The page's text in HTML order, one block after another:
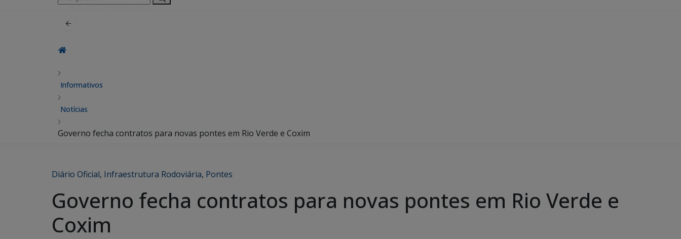
por:
Informativos
Notícias
Governo fecha contratos para novas pontes em Rio Verde e Coxim
Diário Oficial, Infraestrutura Rodoviária, Pontes
Governo fecha contratos para novas pontes em Rio Verde e
Coxim